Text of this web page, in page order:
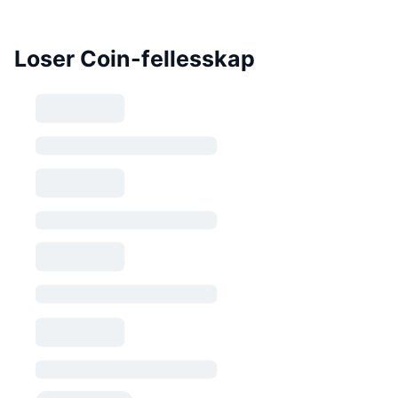
Loser Coin-fellesskap